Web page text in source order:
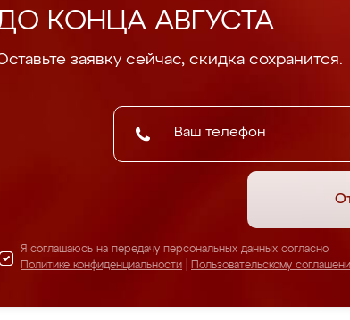
КОНЦА АВГУСТА
заявку сейчас, скидка сохранится.
Я соглашаюсь на передачу персональных данных согласно
Политике конфиденциальности
Пользовательскому